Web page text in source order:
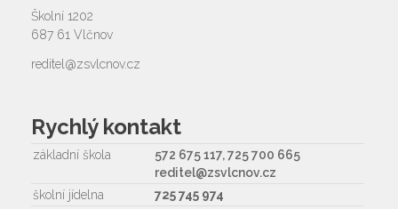
Školní 1202
687 61 Vlčnov
reditel@zsvlcnov.cz
Rychlý kontakt
základní škola
572 675 117, 725 700 665
reditel@zsvlcnov.cz
školní jídelna
725 745 974